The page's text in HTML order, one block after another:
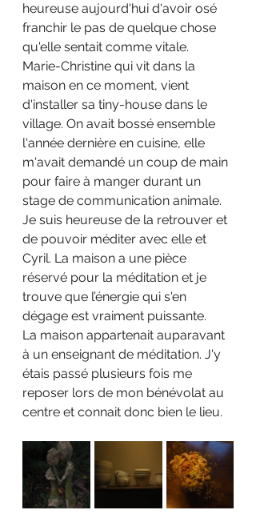
heureuse aujourd'hui d'avoir osé
franchir le pas de quelque chose
qu'elle sentait comme vitale.
Marie-Christine qui vit dans la
maison en ce moment, vient
d'installer sa tiny-house dans le
village. On avait bossé ensemble
l'année dernière en cuisine, elle
m'avait demandé un coup de main
pour faire à manger durant un
stage de communication animale.
Je suis heureuse de la retrouver et
de pouvoir méditer avec elle et
Cyril. La maison a une pièce
réservé pour la méditation et je
trouve que l’énergie qui s'en
dégage est vraiment puissante.
La maison appartenait auparavant
à un enseignant de méditation. J'y
étais passé plusieurs fois me
reposer lors de mon bénévolat au
centre et connait donc bien le lieu.